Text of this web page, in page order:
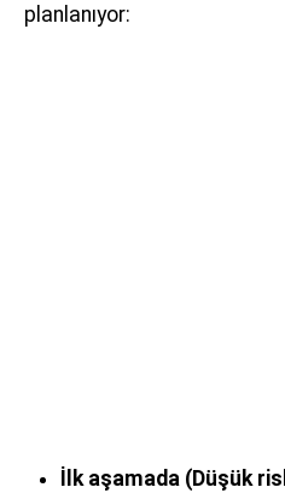
planlanıyor:
İlk aşamada (Düşük